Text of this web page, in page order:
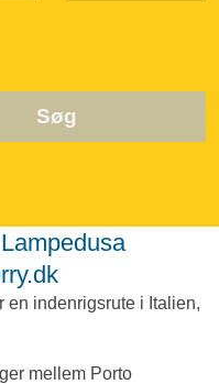
Søg
en indenrigsrute i Italien,
mellem Porto